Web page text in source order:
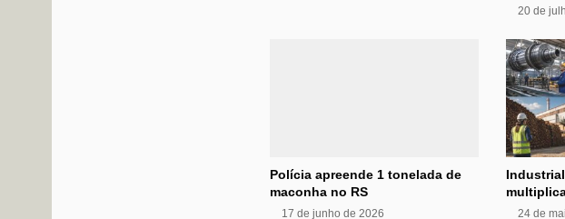
20 de
Polícia apreende 1 tonelada de
maconha no RS
17 de junho de 2026 24 de